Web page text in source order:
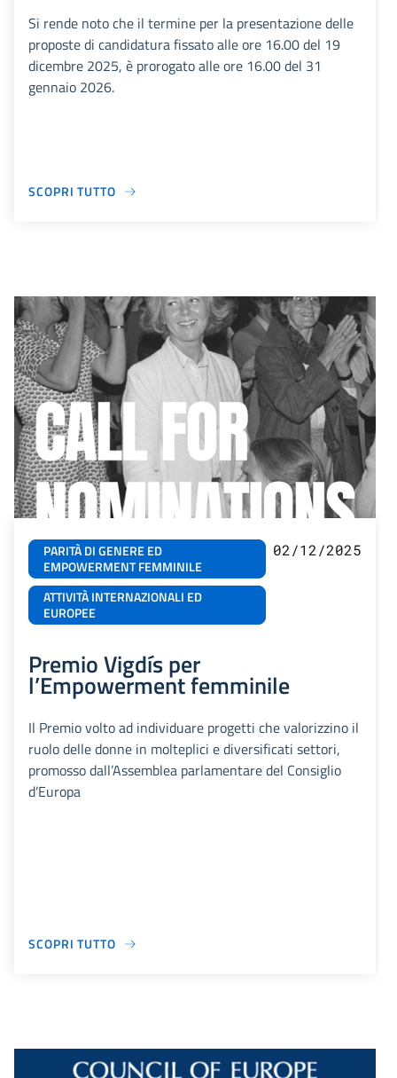
Si rende noto che il termine per la presentazione delle
proposte di candidatura fissato alle ore 16.00 del 19
dicembre 2025, è prorogato alle ore 16.00 del 31
gennaio 2026.
SCOPRI TUTTO
PARITÀ DI GENERE ED
EMPOWERMENT FEMMINILE
ATTIVITÀ INTERNAZIONALI ED
EUROPEE
02/12/2025
Premio Vigdís per
l’Empowerment femminile
Il Premio volto ad individuare progetti che valorizzino il
ruolo delle donne in molteplici e diversificati settori,
promosso dall’Assemblea parlamentare del Consiglio
d’Europa
SCOPRI TUTTO